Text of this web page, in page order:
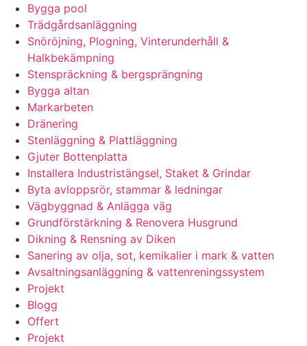
Bygga pool
Trädgårdsanläggning
Snöröjning, Plogning, Vinterunderhåll &
Halkbekämpning
Stenspräckning & bergsprängning
Bygga altan
Markarbeten
Dränering
Stenläggning & Plattläggning
Gjuter Bottenplatta
Installera Industristängsel, Staket & Grindar
Byta avloppsrör, stammar & ledningar
Vägbyggnad & Anlägga väg
Grundförstärkning & Renovera Husgrund
Dikning & Rensning av Diken
Sanering av olja, sot, kemikalier i mark & vatten
Avsaltningsanläggning & vattenreningssystem
Projekt
Blogg
Offert
Projekt